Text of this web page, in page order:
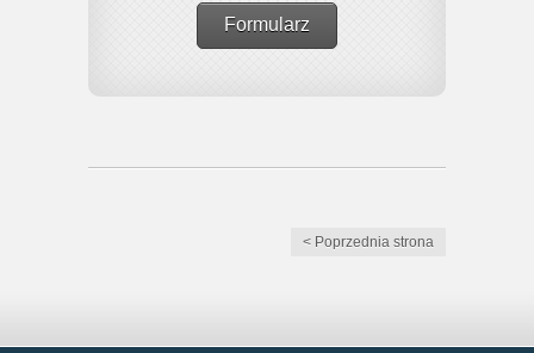
Formularz
< Poprzednia strona